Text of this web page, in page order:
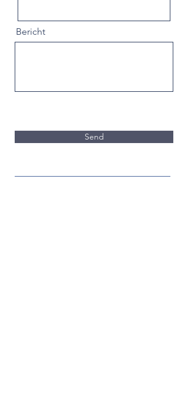
Bericht
Send